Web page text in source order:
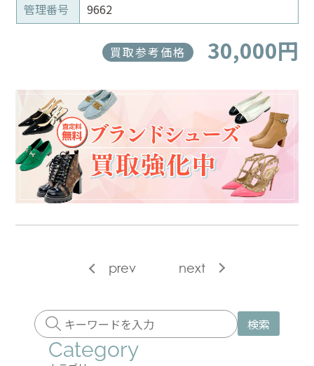
管理番号
9662
買取参考価格 30,000円
prev next
検索
Category